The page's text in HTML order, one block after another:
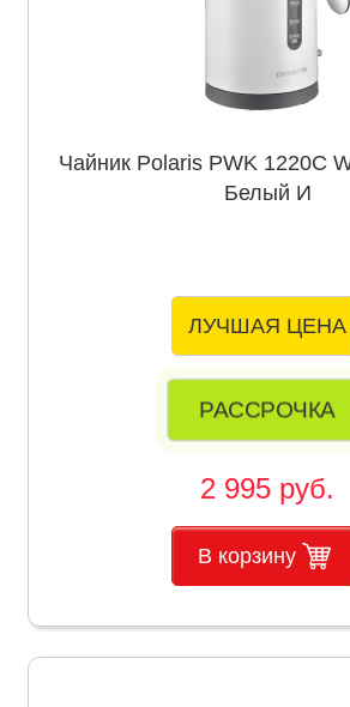
Чайник Polaris PWK 1220C
Белый И
ЛУЧШАЯ ЦЕНА
РАССРОЧКА
2 995 руб.
В корзину